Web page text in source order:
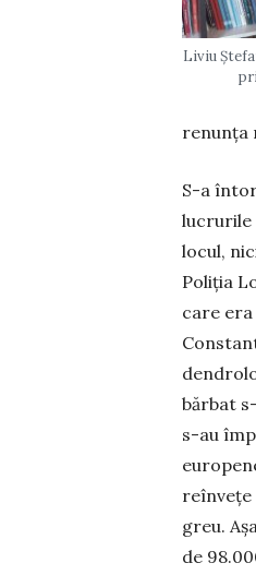
Liviu
renunța
S-a
lucrurile
locul,
Poliția
care
bărbat
s-au
reînvețe
greu.
de